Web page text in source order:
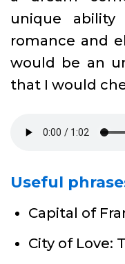
unique
romance and
would be an
that I would
Useful
Capital of
City of Love: